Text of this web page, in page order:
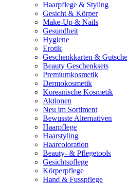
Haarpflege & Styling
Gesicht & Körper
Make-Up & Nails
Gesundheit
Hygiene
Erotik
Geschenkkarten &
Beauty Geschenksets
Premiumkosmetik
Dermokosmetik
Koreanische Kosmetik
Aktionen
Neu im Sortiment
Bewusste Alternativen
Haarpflege
Haarstyling
Haarcoloration
Beauty- & Pflegetools
Gesichtspflege
Körperpflege
Hand & Fusspflege